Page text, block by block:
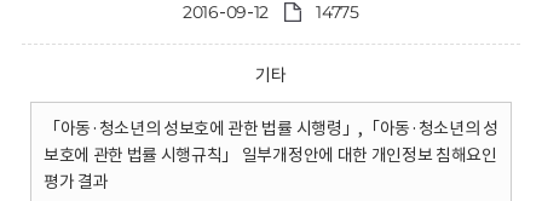
2016-09-12 14775
기타
「아동·청소년의 성보호에 관한 법률 시행령」,「아동·청소년의 성
보호에 관한 법률 시행규칙」 일부개정안에 대한 개인정보 침해요인
평가 결과